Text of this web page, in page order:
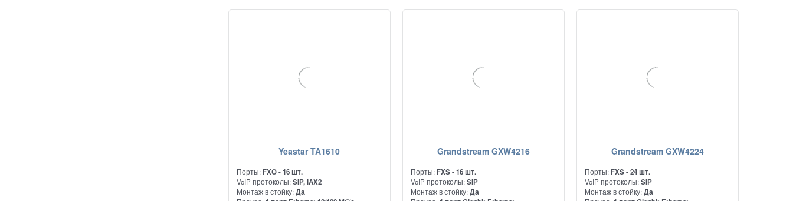
Yeastar TA1610
Порты:FXO - 16 шт.
VoIP протоколы:SIP, IAX2
Монтаж в стойку:Да
Grandstream GXW4216
Порты:FXS - 16 шт.
VoIP протоколы:SIP
Монтаж в стойку:Да
Grandstream GXW4224
Порты:FXS - 24 шт.
VoIP протоколы:SIP
Монтаж в стойку:Да